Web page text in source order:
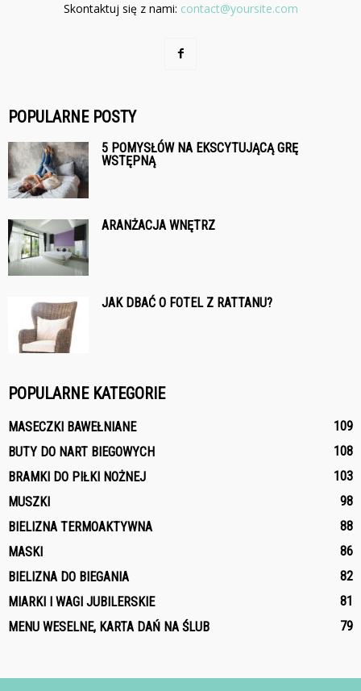
Skontaktuj się z nami: contact@yoursite.com
POPULARNE POSTY
5 POMYSŁÓW NA EKSCYTUJĄCĄ GRĘ
WSTĘPNĄ
ARANŻACJA WNĘTRZ
JAK DBAĆ O FOTEL Z RATTANU?
POPULARNE KATEGORIE
MASECZKI BAWEŁNIANE
109
BUTY DO NART BIEGOWYCH
108
BRAMKI DO PIŁKI NOŻNEJ
103
MUSZKI
98
BIELIZNA TERMOAKTYWNA
88
MASKI
86
BIELIZNA DO BIEGANIA
82
MIARKI I WAGI JUBILERSKIE
81
MENU WESELNE, KARTA DAŃ NA ŚLUB
79